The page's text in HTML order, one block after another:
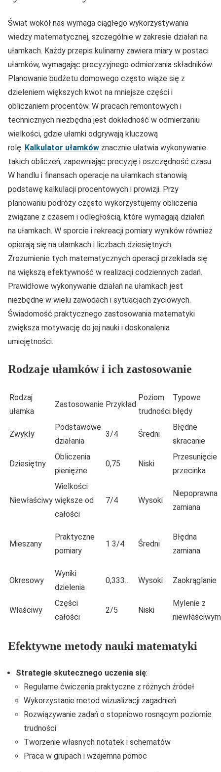
Świat wokół nas wymaga ciągłego wykorzystywania
wiedzy matematycznej, szczególnie w zakresie działań na
ułamkach. Każdy przepis kulinarny zawiera miary w postaci
ułamków, wymagając precyzyjnego odmierzania składników.
Planowanie budżetu domowego często wiąże się z
dzieleniem większych kwot na mniejsze części i
obliczaniem procentów. W pracach remontowych i
technicznych niezbędna jest dokładność w odmierzaniu
wielkości, gdzie ułamki odgrywają kluczową
rolę. Kalkulator ułamków znacznie ułatwia wykonywanie
takich obliczeń, zapewniając precyzję i oszczędność czasu.
W handlu i finansach operacje na ułamkach stanowią
podstawę kalkulacji procentowych i prowizji. Przy
planowaniu podróży często wykorzystujemy obliczenia
związane z czasem i odległością, które wymagają działań
na ułamkach. W sporcie i rekreacji pomiary wyników również
opierają się na ułamkach i liczbach dziesiętnych.
Zrozumienie tych matematycznych operacji przekłada się
na większą efektywność w realizacji codziennych zadań.
Prawidłowe wykonywanie działań na ułamkach jest
niezbędne w wielu zawodach i sytuacjach życiowych.
Świadomość praktycznego zastosowania matematyki
zwiększa motywację do jej nauki i doskonalenia
umiejętności.
Rodzaje ułamków i ich zastosowanie
Rodzaj
ułamka
Zastosowanie Przykład
Poziom
trudności
Typowe
błędy
Zwykły
Podstawowe
działania
3/4 Średni
Błędne
skracanie
Dziesiętny
Obliczenia
pieniężne
0,75 Niski
Przesunięcie
przecinka
Niewłaściwy
Wielkości
większe od
całości
7/4 Wysoki
Niepoprawna
zamiana
Mieszany
Praktyczne
pomiary
1 3/4 Średni
Błędna
zamiana
Okresowy
Wyniki
dzielenia
0,333… Wysoki Zaokrąglanie
Właściwy
Części
całości
2/5 Niski
Mylenie z
niewłaściwym
Efektywne metody nauki matematyki
Strategie skutecznego uczenia się:
Regularne ćwiczenia praktyczne z różnych źródeł
Wykorzystanie metod wizualizacji zagadnień
Rozwiązywanie zadań o stopniowo rosnącym poziomie
trudności
Tworzenie własnych notatek i schematów
Praca w grupach i wzajemna pomoc